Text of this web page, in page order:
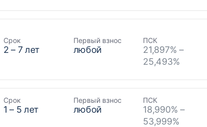
Срок
2 – 7лет
Первый взнос
любой
ПСК
21,897% –
25,493%
Срок
1 – 5 лет
Первый взнос
любой
ПСК
18,990% –
53,999%